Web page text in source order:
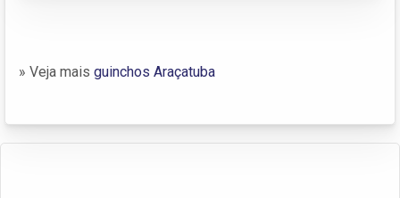
» Veja mais guinchos Araçatuba